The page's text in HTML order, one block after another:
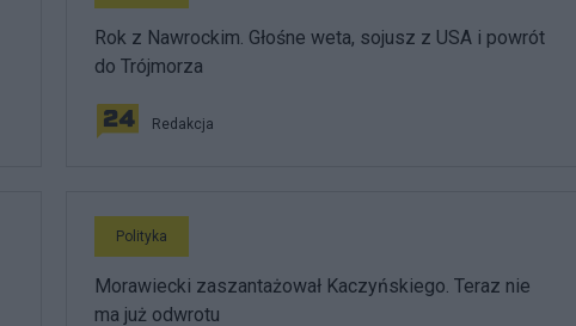
Rok z Nawrockim. Głośne weta, sojusz z USA i powrót
do Trójmorza
Redakcja
Polityka
Morawiecki zaszantażował Kaczyńskiego. Teraz nie
ma już odwrotu